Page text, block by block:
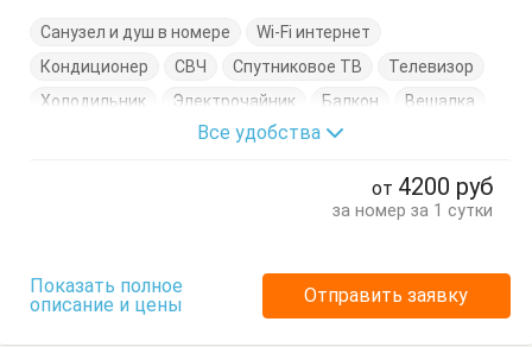
Санузел и душ в номере
Wi-Fi интернет
Кондиционер
СВЧ Спутниковое ТВ
Телевизор
Холодильник
Электрочайник Балкон
Вешалка
Журнальный столик
Стулья
Все удобства
от 4200 руб
за номер за 1 сутки
Показать полное
описание и цены
Отправить заявку